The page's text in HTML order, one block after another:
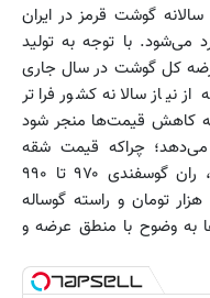
گوشت قرمز در ایران
تن برآورد می‌شود. با توجه به تولید
۲۰۰ هزار تنی، عرضه کل گوشت در سال جاری
که از نیاز سالانه کشور فراتر
به کاهش قیمت‌ها منجر شود
می‌دهد؛ چراکه قیمت شقه
گوسفندی بین ۷۴۰ تا ۷۷۰ هزار تومان، ران گوسفندی ۹۷۰ تا ۹۹۰
هزار تومان، گوشت گوساله ۵۳۰ تا ۶۰۰ هزار تومان و راسته گوساله
به وضوح با منطق عرضه و